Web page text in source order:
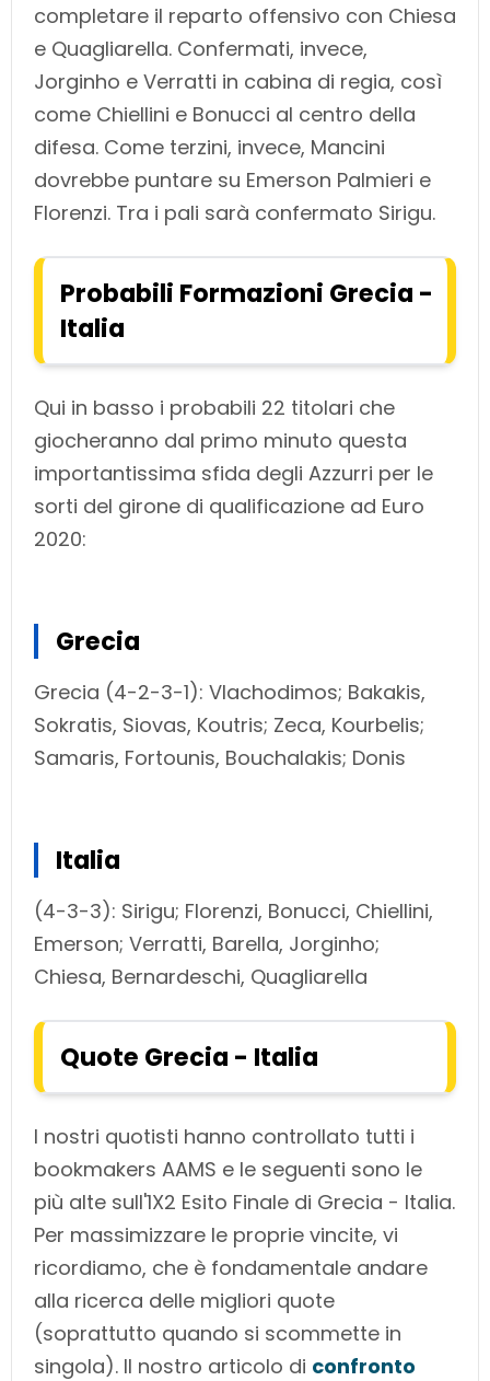
completare il reparto offensivo con Chiesa
e Quagliarella. Confermati, invece,
Jorginho e Verratti in cabina di regia, così
come Chiellini e Bonucci al centro della
difesa. Come terzini, invece, Mancini
dovrebbe puntare su Emerson Palmieri e
Florenzi. Tra i pali sarà confermato Sirigu.
Probabili Formazioni Grecia -
Italia
Qui in basso i probabili 22 titolari che
giocheranno dal primo minuto questa
importantissima sfida degli Azzurri per le
sorti del girone di qualificazione ad Euro
2020:
Grecia
Grecia (4-2-3-1): Vlachodimos; Bakakis,
Sokratis, Siovas, Koutris; Zeca, Kourbelis;
Samaris, Fortounis, Bouchalakis; Donis
Italia
(4-3-3): Sirigu; Florenzi, Bonucci, Chiellini,
Emerson; Verratti, Barella, Jorginho;
Chiesa, Bernardeschi, Quagliarella
Quote Grecia - Italia
I nostri quotisti hanno controllato tutti i
bookmakers AAMS e le seguenti sono le
più alte sull'1X2 Esito Finale di Grecia - Italia.
Per massimizzare le proprie vincite, vi
ricordiamo, che è fondamentale andare
alla ricerca delle migliori quote
(soprattutto quando si scommette in
singola). Il nostro articolo di confronto